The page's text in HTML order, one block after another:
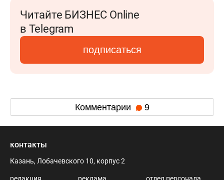
Читайте БИЗНЕС Online
в Telegram
подписаться
Комментарии 9
контакты
Казань, Лобачевского 10, корпус 2